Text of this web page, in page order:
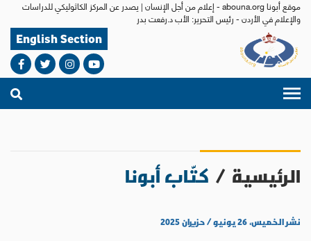
موقع أبونا abouna.org - إعلام من أجل الإنسان | يصدر عن المركز الكاثوليكي للدراسات
والإعلام في الأردن - رئيس التحرير: الأب د.رفعت بدر
English Section
الرئيسية / كتّاب أبونا
نشر الخميس، ٢٦ يونيو / حزيران ٢٠٢٥